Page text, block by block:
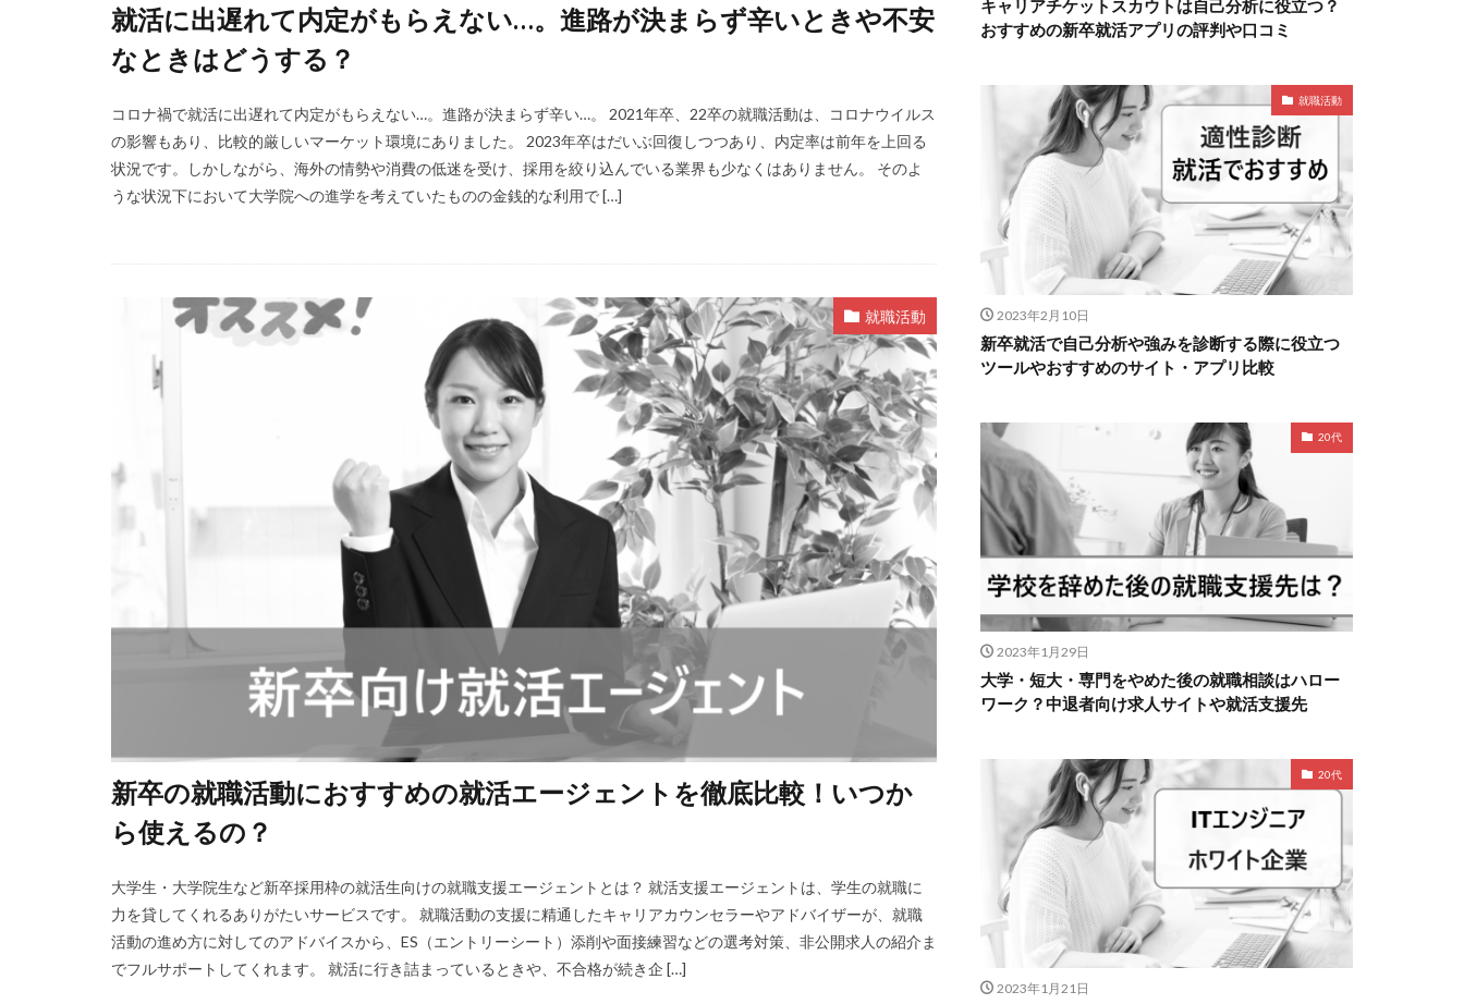
就活に出遅れて内定がもらえない…。進路が決まらず辛いときや不安
なときはどうする？
コロナ禍で就活に出遅れて内定がもらえない…。進路が決まらず辛い…。 2021年卒、22卒の就職活動は、コロナウイルス
の影響もあり、比較的厳しいマーケット環境にありました。 2023年卒はだいぶ回復しつつあり、内定率は前年を上回る
状況です。しかしながら、海外の情勢や消費の低迷を受け、採用を絞り込んでいる業界も少なくはありません。 そのよ
うな状況下において大学院への進学を考えていたものの金銭的な利用で […]
就職活動
新卒の就職活動におすすめの就活エージェントを徹底比較！いつか
ら使えるの？
大学生・大学院生など新卒採用枠の就活生向けの就職支援エージェントとは？ 就活支援エージェントは、学生の就職に
力を貸してくれるありがたいサービスです。 就職活動の支援に精通したキャリアカウンセラーやアドバイザーが、就職
活動の進め方に対してのアドバイスから、ES（エントリーシート）添削や面接練習などの選考対策、非公開求人の紹介ま
でフルサポートしてくれます。 就活に行き詰まっているときや、不合格が続き企 […]
キャリアチケットスカウトは自己分析に役立つ？
おすすめの新卒就活アプリの評判や口コミ
就職活動
2023年2月10日
新卒就活で自己分析や強みを診断する際に役立つ
ツールやおすすめのサイト・アプリ比較
20代
2023年1月29日
大学・短大・専門をやめた後の就職相談はハロー
ワーク？中退者向け求人サイトや就活支援先
20代
2023年1月21日